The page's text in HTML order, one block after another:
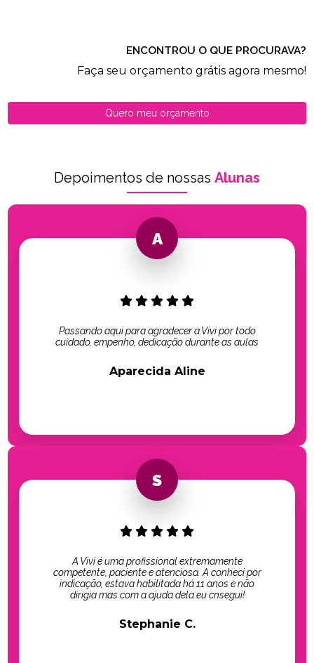
ENCONTROU O QUE PROCURAVA?
Faça seu orçamento grátis agora mesmo!
Quero meu orçamento
Depoimentos de nossas Alunas
Passando aqui para agradecer a Vivi por todo
cuidado, empenho, dedicação durante as aulas
Aparecida Aline
A Vivi é uma profissional extremamente
competente, paciente e atenciosa. A conheci por
indicação, estava habilitada há 11 anos e não
dirigia mas com a ajuda dela eu cnsegui!
Stephanie C.